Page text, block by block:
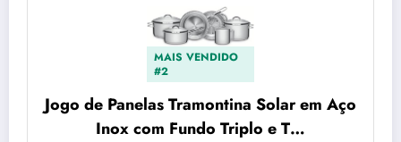
MAIS VENDIDO
#2
Jogo de Panelas Tramontina Solar em Aço
Inox com Fundo Triplo e T…